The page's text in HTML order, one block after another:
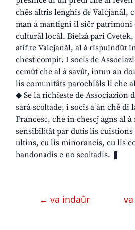
chês altris lenghis de Valcjanâl,
man a mantignî il siôr patrimoni
culturâl locâl. Bielzà pari Cvetek,
atîf te Valcjanâl, al à rispuindût
chest compit. I socis de
cemût che al à savût, intun an
lis comunitâts parochiâls li che
◆ Se la richieste de Associazion
sarà scoltade, i socis a àn chê di
Francesc, che in chescj agns al à
sensibilitât par dutis lis cuistions
ultins, cu lis minorancis, cu lis
bandonadis e no scoltadis. ❚
← va indaûr